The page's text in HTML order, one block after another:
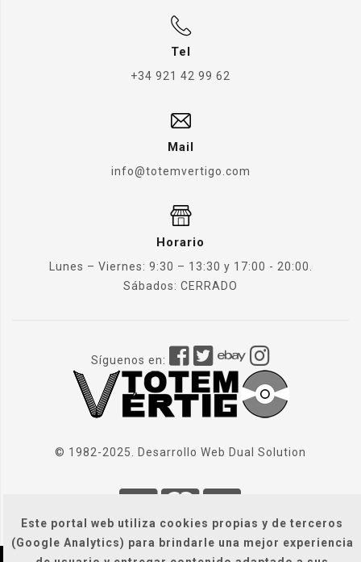
Este portal web utiliza cookies propias y de terceros
(Google Analytics) para brindarle una mejor experiencia
Tel
+34 921 42 99 62
Mail
info@totemvertigo.com
Horario
Lunes – Viernes: 9:30 – 13:30 y 17:00 - 20:00.
Sábados: CERRADO
Síguenos en:
© 1982-2025. Desarrollo Web Dual Solution